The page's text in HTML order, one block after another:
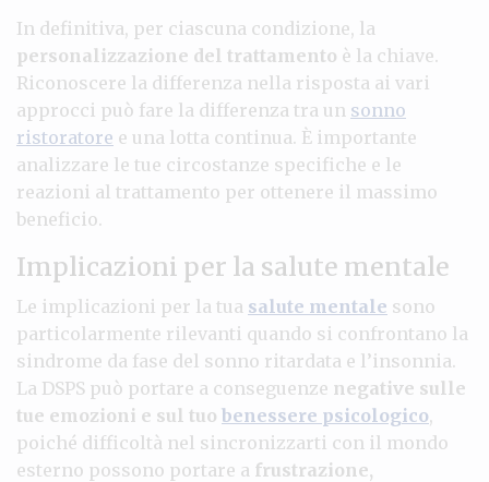
In definitiva, per ciascuna condizione, la
personalizzazione del trattamento è la chiave.
Riconoscere la differenza nella risposta ai vari
approcci può fare la differenza tra un sonno
ristoratore e una lotta continua. È importante
analizzare le tue circostanze specifiche e le
reazioni al trattamento per ottenere il massimo
beneficio.
Implicazioni per la salute mentale
Le implicazioni per la tua salute mentale sono
particolarmente rilevanti quando si confrontano la
sindrome da fase del sonno ritardata e l’insonnia.
La DSPS può portare a conseguenze negative sulle
tue emozioni e sul tuo benessere psicologico,
poiché difficoltà nel sincronizzarti con il mondo
esterno possono portare a frustrazione,